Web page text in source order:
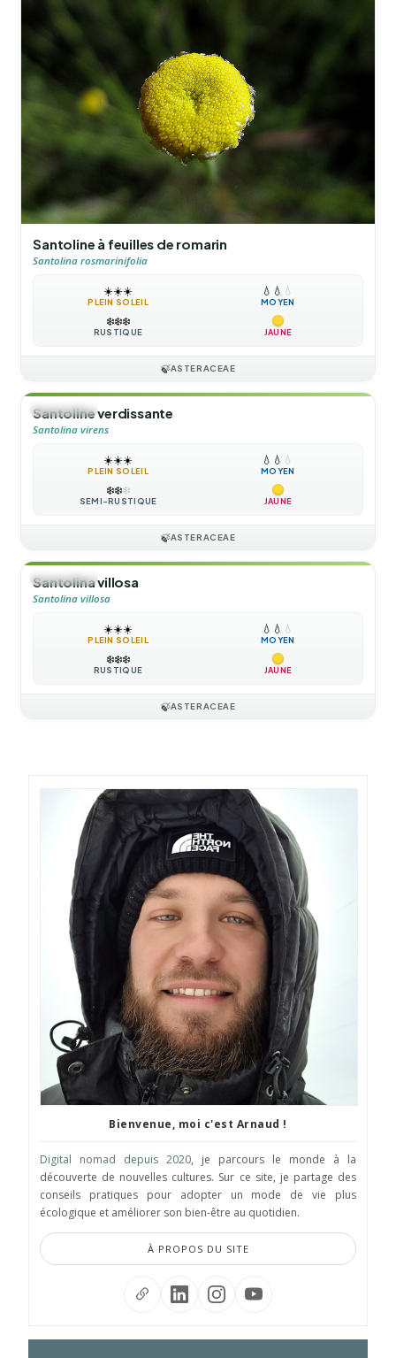
Santoline à feuilles de romarin
Santolina rosmarinifolia
☀️☀️☀️
PLEIN SOLEIL
💧 💧 💧
MOYEN
❄️❄️❄️
RUSTIQUE JAUNE
🍃ASTERACEAE
🌲ARBUSTE
Santoline verdissante
Santolina virens
☀️☀️☀️
PLEIN SOLEIL
💧 💧 💧
MOYEN
❄️❄️❄️
SEMI-RUSTIQUE JAUNE
🍃ASTERACEAE
🌲ARBUSTE
Santolina villosa
Santolina villosa
☀️☀️☀️
PLEIN SOLEIL
💧 💧 💧
MOYEN
❄️❄️❄️
RUSTIQUE JAUNE
🍃ASTERACEAE
Bienvenue, moi c'est Arnaud !
Digital nomad depuis 2020, je parcours le monde à la
découverte de nouvelles cultures. Sur ce site, je partage des
conseils pratiques pour adopter un mode de vie plus
écologique et améliorer son bien-être au quotidien.
À PROPOS DU SITE